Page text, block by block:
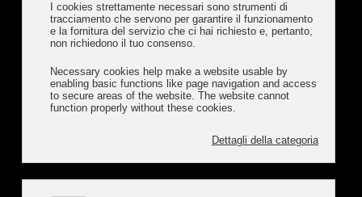
I cookies strettamente necessari sono strumenti di
tracciamento che servono per garantire il funzionamento
e la fornitura del servizio che ci hai richiesto e, pertanto,
non richiedono il tuo consenso.
Necessary cookies help make a website usable by
enabling basic functions like page navigation and access
to secure areas of the website. The website cannot
function properly without these cookies.
Dettagli della categoria
Dove Siamo
Via Sant'Olcese, 38
16010 Sant'Olcese (Genova)
Contattaci
info@cabellasalumi.com